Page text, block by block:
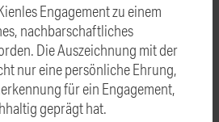
Engagement zu einem
nachbarschaftliches
Die Auszeichnung mit der
nur eine persönliche Ehrung,
für ein Engagement,
geprägt hat.